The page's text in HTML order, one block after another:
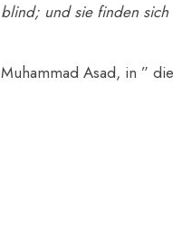
blind; und sie finden sich
Muhammad Asad, in ”